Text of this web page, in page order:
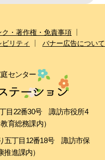
ク・著作権・免責事項
リティ バナー広告について
センター
目22番30号 諏訪市役所4
育総務課内）
五丁目12番18号 諏訪市保
進課内）